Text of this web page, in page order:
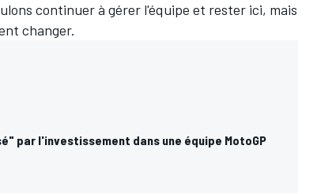
continuer à gérer l'équipe et rester ici, mais
changer.
par l'investissement dans une équipe MotoGP